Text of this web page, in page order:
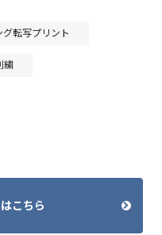
グ転写プリント
繍
こちら